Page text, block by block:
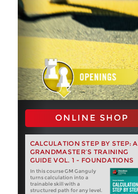
ONLINE SHOP
CALCULATION STEP BY STEP: A
GRANDMASTER’S TRAINING
GUIDE VOL. 1 - FOUNDATIONS
In this course GM Ganguly
turns calculation into a
trainable skill with a
structured path for any level.